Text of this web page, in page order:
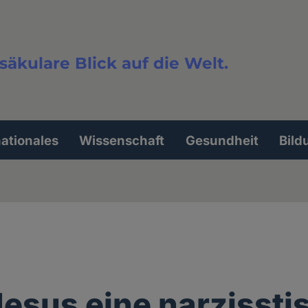
Blick auf die Welt.
Wissenschaft Gesundheit